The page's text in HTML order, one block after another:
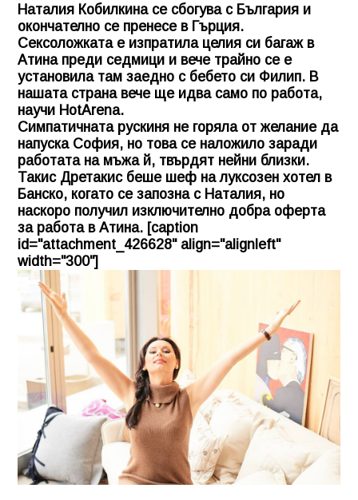
Наталия Кобилкина се сбогува с България и
окончателно се пренесе в Гърция.
Сексоложката е изпратила целия си багаж в
Атина преди седмици и вече трайно се е
установила там заедно с бебето си Филип. В
нашата страна вече ще идва само по работа,
научи HotArena.
Симпатичната рускиня не горяла от желание да
напуска София, но това се наложило заради
работата на мъжа й, твърдят нейни близки.
Такис Дретакис беше шеф на луксозен хотел в
Банско, когато се запозна с Наталия, но
наскоро получил изключително добра оферта
за работа в Атина. [caption
id="attachment_426628" align="alignleft"
width="300"]